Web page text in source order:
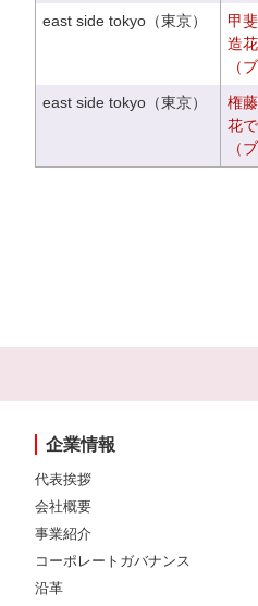
east side tokyo（東京）
甲
造
（
east side tokyo（東京）
権
花
（
企業情報
代表挨拶
会社概要
事業紹介
コーポレートガバナンス
沿革